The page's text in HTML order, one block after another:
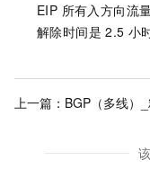
EIP 所有入方向流
解除时间是 2.5 小
上一篇： BGP（多线）